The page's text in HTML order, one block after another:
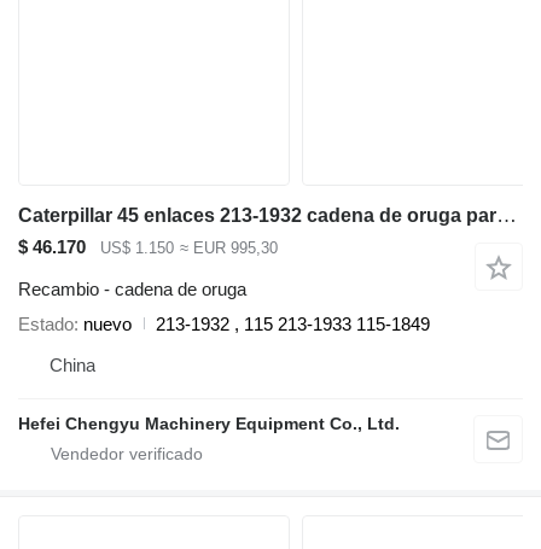
Caterpillar 45 enlaces 213-1932 cadena de oruga para Caterpillar 325, 325B,325C, 325D, 329D excavadora
$ 46.170 US$ 1.150 ≈ EUR 995,30
Recambio - cadena de oruga
Estado nuevo
213-1932 , 115 213-1933 115-1849
China
Hefei Chengyu Machinery Equipment Co., Ltd.